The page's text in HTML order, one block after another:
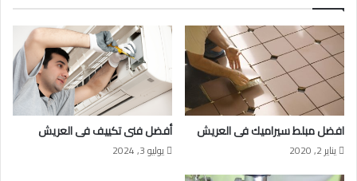
افضل مبلط سيراميك فى العريش
يناير 2, 2020
أفضل فنى تكييف فى العريش
يوليو 3, 2024